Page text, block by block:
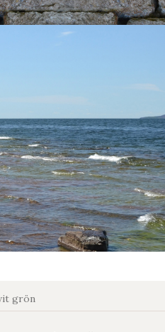
grön